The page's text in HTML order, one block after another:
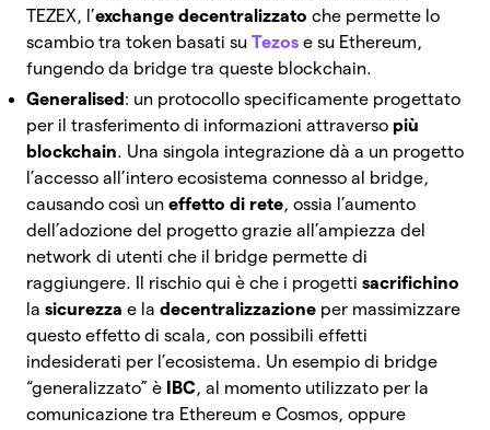
TEZEX, l’exchange decentralizzato che permette lo
scambio tra token basati su Tezos e su Ethereum,
fungendo da bridge tra queste blockchain.
Generalised : un protocollo specificamente progettato
per il trasferimento di informazioni attraverso più
blockchain. Una singola integrazione dà a un progetto
l’accesso all’intero ecosistema connesso al bridge,
causando così un effetto di rete, ossia l’aumento
dell’adozione del progetto grazie all’ampiezza del
network di utenti che il bridge permette di
raggiungere.
Il rischio qui è che i progetti sacrifichino
la sicurezza e la decentralizzazione per massimizzare
questo effetto di scala, con possibili effetti
indesiderati per l’ecosistema. Un esempio di bridge
“generalizzato” è
IBC, al momento utilizzato per la
comunicazione tra Ethereum e Cosmos, oppure